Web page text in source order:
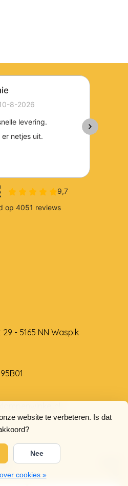
website te verbeteren. Is dat
Nee
cookies »
- 5165 NN Waspik